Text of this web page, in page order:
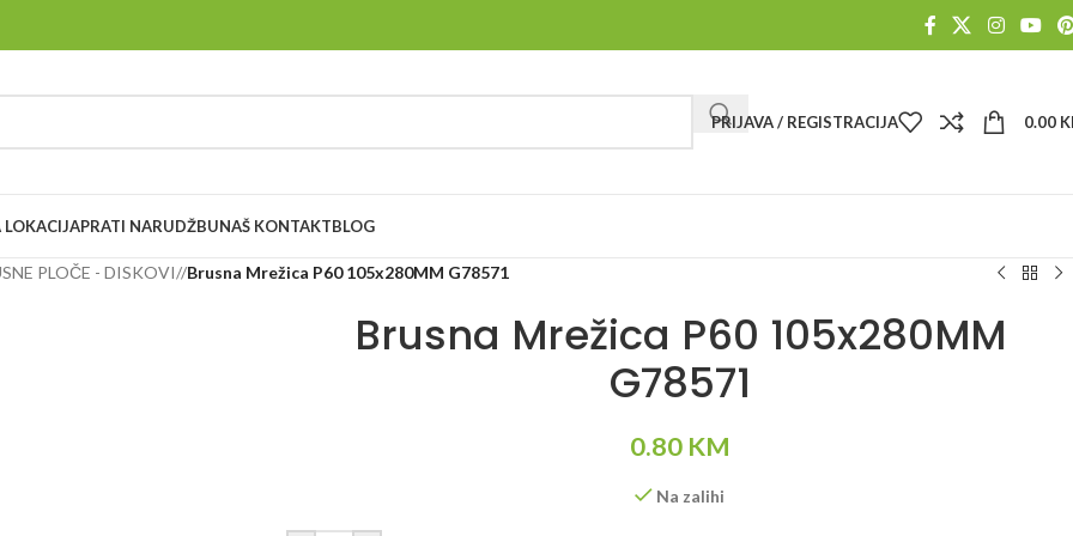
PRIJAVA / REGISTRACIJA 0.00
LOKACIJAPRATI NARUDŽBUNAŠ KONTAKTBLOG
PLOČE - DISKOVI/ Brusna Mrežica P60 105x280MM G78571
Brusna Mrežica P60 105x280MM
G78571
0.80 KM
Na zalihi